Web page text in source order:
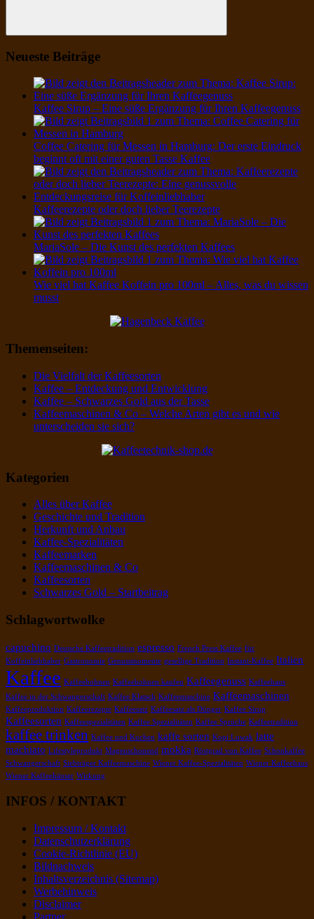
Suchen
Neueste Beiträge
Kaffee Sirup – Eine süße Ergänzung für Ihren Kaffeegenuss
Coffee Catering für Messen in Hamburg: Der erste Eindruck
beginnt oft mit einer guten Tasse Kaffee
Kaffeerezepte oder doch lieber Teerezepte
MariaSole – Die Kunst des perfekten Kaffees
Wie viel hat Kaffee Koffein pro 100ml – Alles, was du wissen
musst
Themenseiten:
Die Vielfalt der Kaffeesorten
Kaffee – Entdeckung und Entwicklung
Kaffee – Schwarzes Gold aus der Tasse
Kaffeemaschinen & Co – Welche Arten gibt es und wie
unterscheiden sie sich?
Kategorien
Alles über Kaffee
Geschichte und Tradition
Herkunft und Anbau
Kaffee-Spezialitäten
Kaffeemarken
Kaffeemaschinen & Co
Kaffeesorten
Schwarzes Gold – Startbeitrag
Schlagwortwolke
capuchino Deutsche Kaffeetradition espresso French Press Kaffee für
Koffeinliebhaber Gastronomie Genussmomente gesellige Tradition Instant-Kaffee Italien
Kaffee Kaffeebohnen Kaffeebohnen kaufen Kaffeegenuss Kaffeehaus
Kaffee in der Schwangerschaft Kaffee Klatsch Kaffeemaschine Kaffeemaschinen
Kaffeeproduktion Kaffeerezepte Kaffeesatz Kaffeesatz als Dünger Kaffee Sirup
Kaffeesorten Kaffeespezialitäten Kaffee Spezialitäten Kaffee Sprüche Kaffeetradition
kaffee trinken Kaffee und Kuchen kaffe sorten Kopi Luwak latte
machiato Lifestyleprodukt Magenschonend mokka Röstgrad von Kaffee Schonkaffee
Schwangerschaft Siebträger Kaffeemaschine Wiener Kaffee-Spezialitäten Wiener Kaffeehaus
Wiener Kaffeehäuser Wirkung
INFOS / KONTAKT
Impressum / Kontakt
Datenschutzerklärung
Cookie-Richtlinie (EU)
Bildnachweis
Inhaltsverzeichnis (Sitemap)
Werbehinweis
Disclaimer